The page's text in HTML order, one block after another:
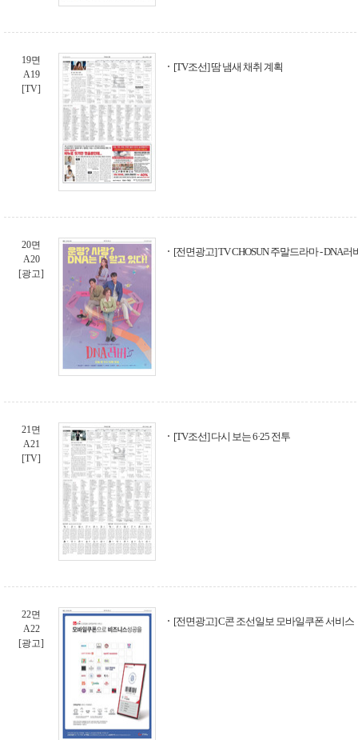
19면
A19
[TV]
[TV조선] 땀 냄새 채취 계획
20면
A20
[광고]
[전면광고] TV CHOSUN 주말드라마 - DNA러
21면
A21
[TV]
[TV조선] 다시 보는 6·25 전투
22면
A22
[광고]
[전면광고] C콘 조선일보 모바일쿠폰 서비스